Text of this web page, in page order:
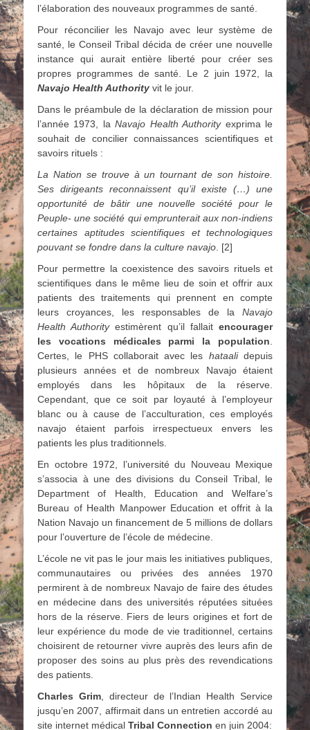
l’élaboration des nouveaux programmes de santé.
Pour réconcilier les Navajo avec leur système de
santé, le Conseil Tribal décida de créer une nouvelle
instance qui aurait entière liberté pour créer ses
propres programmes de santé. Le 2 juin 1972, la
Navajo Health Authority vit le jour.
Dans le préambule de la déclaration de mission pour
l’année 1973, laNavajo Health Authorityexprima le
souhait de concilier connaissances scientifiques et
savoirs rituels :
La Nation se trouve à un tournant de son histoire.
Ses dirigeants reconnaissent qu’il existe (…) une
opportunité de bâtir une nouvelle société pour le
Peuple- une société qui emprunterait aux non-indiens
certaines aptitudes scientifiques et technologiques
pouvant se fondre dans la culture navajo . [2]
Pour permettre la coexistence des savoirs rituels et
scientifiques dans le même lieu de soin et offrir aux
patients des traitements qui prennent en compte
leurs croyances, les responsables de la Navajo
Health Authorityestimèrent qu’il fallaitencourager
les vocations médicales parmi la population
Certes, le PHS collaborait avec les hataalidepuis
plusieurs années et de nombreux Navajo étaient
employés dans les hôpitaux de la réserve.
Cependant, que ce soit par loyauté à l’employeur
blanc ou à cause de l’acculturation, ces employés
navajo étaient parfois irrespectueux envers les
patients les plus traditionnels.
En octobre 1972, l’université du Nouveau Mexique
s’associa à une des divisions du Conseil Tribal, le
Department of Health, Education and Welfare’s
Bureau of Health Manpower Education et offrit à la
Nation Navajo un financement de 5 millions de dollars
pour l’ouverture de l’école de médecine.
L’école ne vit pas le jour mais les initiatives publiques,
communautaires ou privées des années 1970
permirent à de nombreux Navajo de faire des études
en médecine dans des universités réputées situées
hors de la réserve. Fiers de leurs origines et fort de
leur expérience du mode de vie traditionnel, certains
choisirent de retourner vivre auprès des leurs afin de
proposer des soins au plus près des revendications
des patients.
Charles Grim, directeur de l’Indian Health Service
jusqu’en 2007, affirmait dans un entretien accordé au
site internet médical Tribal Connection en juin 2004: